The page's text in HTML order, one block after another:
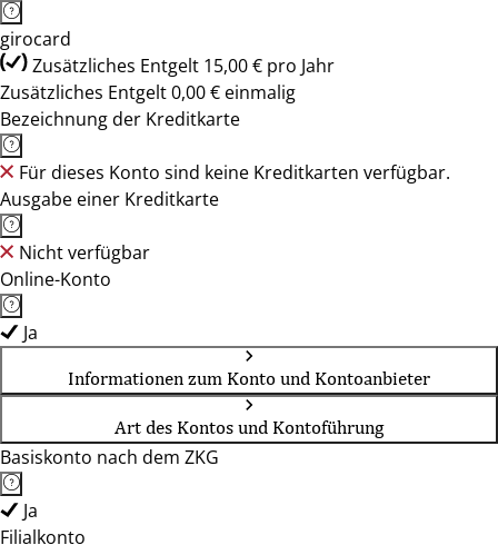
girocard
Zusätzliches Entgelt 15,00 € pro Jahr
Zusätzliches Entgelt 0,00 € einmalig
Bezeichnung der Kreditkarte
Für dieses Konto sind keine Kreditkarten verfügbar.
Ausgabe einer Kreditkarte
Nicht verfügbar
Online-Konto
Ja
Informationen zum Konto und Kontoanbieter
Art des Kontos und Kontoführung
Basiskonto nach dem ZKG
Ja
Filialkonto